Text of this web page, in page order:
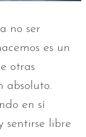
no ser
es un
otras
absoluto.
en sí
sentirse libre